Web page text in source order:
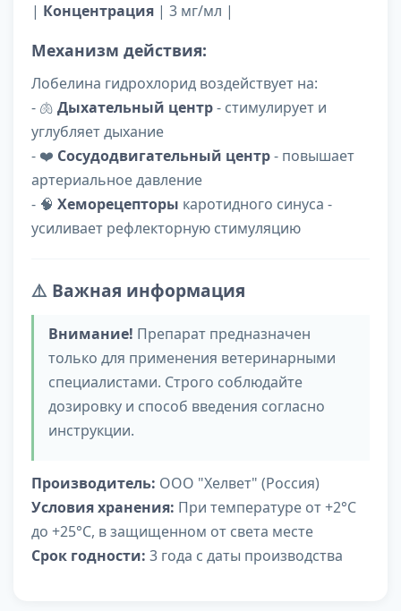
| Концентрация | 3 мг/мл |
Механизм действия:
Лобелина гидрохлорид воздействует на:
- 🫁 Дыхательный центр- стимулирует и
углубляет дыхание
- ❤️ Сосудодвигательный центр- повышает
артериальное давление
- 🧠 Хеморецепторы каротидного синуса -
усиливает рефлекторную стимуляцию
⚠️ Важная информация
Внимание! Препарат предназначен
только для применения ветеринарными
специалистами. Строго соблюдайте
дозировку и способ введения согласно
инструкции.
Производитель: ООО "Хелвет" (Россия)
Условия хранения: При температуре от +2°C
до +25°C, в защищенном от света месте
Срок годности: 3 года с даты производства